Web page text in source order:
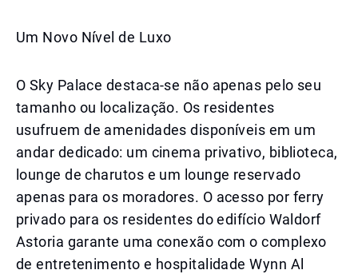
Um Novo Nível de Luxo
O Sky Palace destaca-se não apenas pelo seu
tamanho ou localização. Os residentes
usufruem de amenidades disponíveis em um
andar dedicado: um cinema privativo, biblioteca,
lounge de charutos e um lounge reservado
apenas para os moradores. O acesso por ferry
privado para os residentes do edifício Waldorf
Astoria garante uma conexão com o complexo
de entretenimento e hospitalidade Wynn Al